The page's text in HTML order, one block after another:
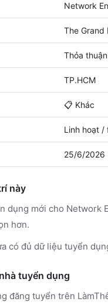
Network
The Grand
Thỏa thuận
TP.HCM
📋 Khác
Linh hoạt /
25/6/2026
này
dụng mới cho Network
hơn.
có đủ dữ liệu tuyển
tuyển dụng
đăng tuyển trên